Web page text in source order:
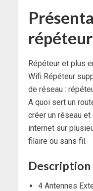
Répéteur et plus
Wifi Répéteur
de réseau :
A quoi sert un
créer un réseau
internet sur
filaire ou sans fil.
Description
4 Antennes